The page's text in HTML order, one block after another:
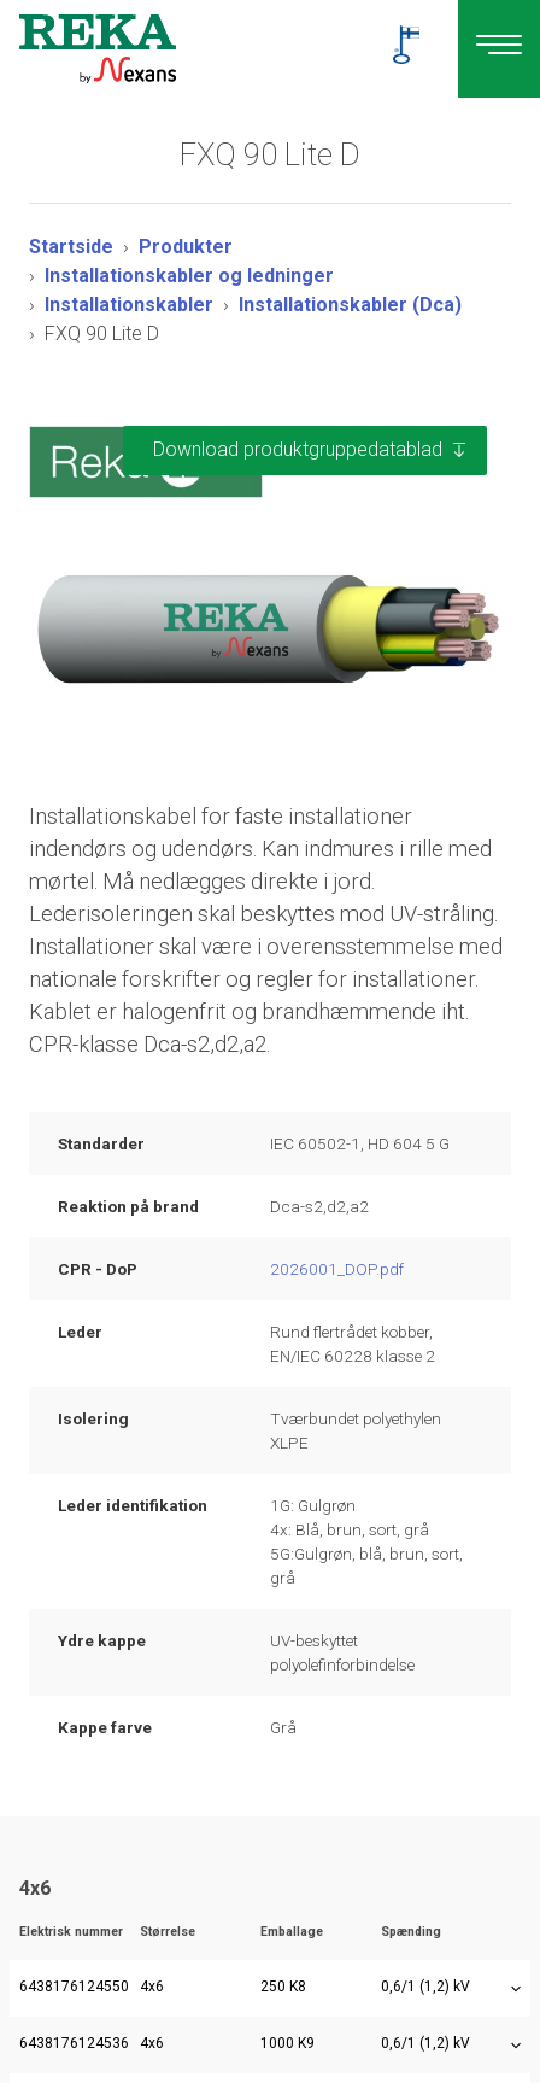
FXQ 90 Lite D
Startside
Produkter
Installationskabler og ledninger
Installationskabler
Installationskabler (Dca)
FXQ 90 Lite D
Download produktgruppedatablad
Installationskabel for faste installationer
indendørs og udendørs. Kan indmures i rille med
mørtel. Må nedlægges direkte i jord.
Lederisoleringen skal beskyttes mod UV-stråling.
Installationer skal være i overensstemmelse med
nationale forskrifter og regler for installationer.
Kablet er halogenfrit og brandhæmmende iht.
CPR-klasse Dca-s2,d2,a2.
Standarder IEC 60502-1, HD 604 5 G
Reaktion på brand Dca-s2,d2,a2
CPR - DoP 2026001_DOP.pdf
Leder
Rund flertrådet kobber,
EN/IEC 60228 klasse 2
Isolering
Tværbundet polyethylen
XLPE
Leder identifikation
1G: Gulgrøn
4x: Blå, brun, sort, grå
5G:Gulgrøn, blå, brun, sort,
grå
Ydre kappe
UV-beskyttet
polyolefinforbindelse
Kappe farve Grå
4x6
Elektrisk nummer Størrelse Emballage Spænding
6438176124550 4x6 250 K8 0,6/1 (1,2) kV
6438176124536 4x6 1000 K9 0,6/1 (1,2) kV